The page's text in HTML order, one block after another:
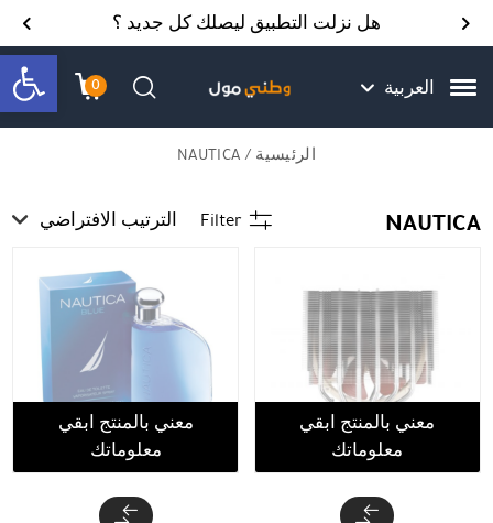
Skip to Content
Contact Us هل نزلت التطبيق ليصلك كل جديد ؟
العربية 0
עגלתחיפוש
الرئيسية / NAUTICA
NAUTICA
Filter الترتيب الافتراضي
معني بالمنتج ابقي
معلوماتك
معني بالمنتج ابقي
معلوماتك
Back top top